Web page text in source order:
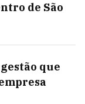
de São
que